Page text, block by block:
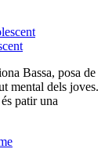
Bassa, posa de
mental dels joves.
patir una